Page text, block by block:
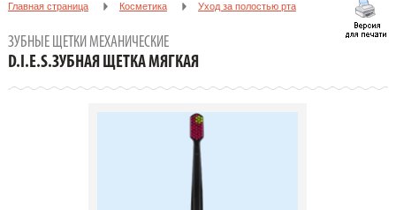
Главная страница Косметика Уход за полостью рта
D.I.E.S.ЗУБНАЯ ЩЕТКА МЯГКАЯ
ЗУБНЫЕ ЩЕТКИ МЕХАНИЧЕСКИЕ
D.I.E.S.ЗУБНАЯ ЩЕТКА МЯГКАЯ